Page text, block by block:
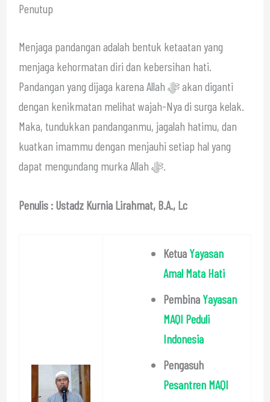
Penutup
Menjaga pandangan adalah bentuk ketaatan yang
menjaga kehormatan diri dan kebersihan hati.
Pandangan yang dijaga karena Allah ﷻ akan diganti
dengan kenikmatan melihat wajah-Nya di surga kelak.
Maka, tundukkan pandanganmu, jagalah hatimu, dan
kuatkan imammu dengan menjauhi setiap hal yang
dapat mengundang murka Allah ﷻ.
Penulis : Ustadz Kurnia Lirahmat, B.A., Lc
Ketua Yayasan
Amal Mata Hati
Pembina Yayasan
MAQI Peduli
Indonesia
Pengasuh
Pesantren MAQI